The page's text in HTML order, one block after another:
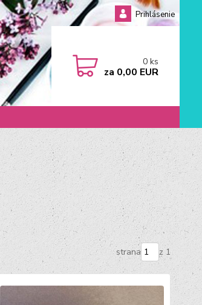
Prihlásenie
0ks
za 0,00 EUR
strana z 1